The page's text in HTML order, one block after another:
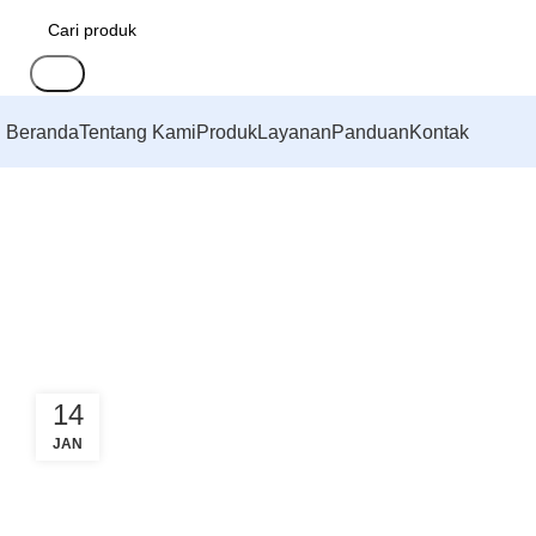
BerandaTentang KamiProdukLayananPanduanKontak
14
JAN